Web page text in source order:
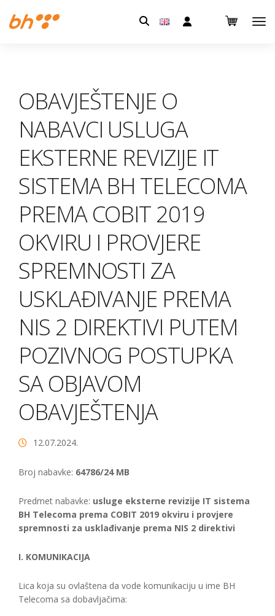
Pretraga:
OBAVJEŠTENJE O
NABAVCI USLUGA
EKSTERNE REVIZIJE IT
SISTEMA BH TELECOMA
PREMA COBIT 2019
OKVIRU I PROVJERE
SPREMNOSTI ZA
USKLAĐIVANJE PREMA
NIS 2 DIREKTIVI PUTEM
POZIVNOG POSTUPKA
SA OBJAVOM
OBAVJEŠTENJA
12.07.2024.
Broj nabavke: 64786/24 MB
Predmet nabavke: usluge eksterne revizije IT sistema
BH Telecoma prema COBIT 2019 okviru i provjere
spremnosti za usklađivanje prema NIS 2 direktivi
I. KOMUNIKACIJA
Lica koja su ovlaštena da vode komunikaciju u ime BH
Telecoma sa dobavljačima: